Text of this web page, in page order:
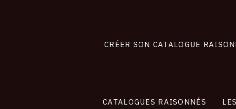
CRÉER SON CATALOGUE
CATALOGUES RAISONNÉS